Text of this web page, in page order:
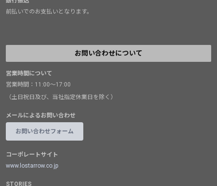
前払いでのお支払いとなります。
お問い合わせについて
営業時間について
営業時間：11:00～17:00
（土日祝日及び、当社指定休業日を除く）
メールによるお問い合わせ
お問い合わせフォーム
コーポレートサイト
www.lostarrow.co.jp
STORIES